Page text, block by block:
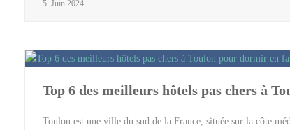
5. Juin 2024
Top 6 des meilleurs hôtels pas chers à
Toulon est une ville du sud de la France, située sur la côte